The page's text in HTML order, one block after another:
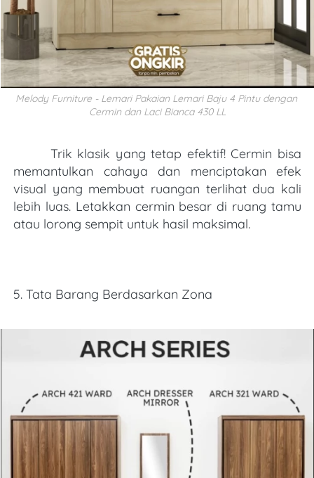
Melody Furniture - Lemari Pakaian Lemari Baju 4 Pintu dengan
Cermin dan Laci Bianca 430 LL
Trik klasik yang tetap efektif! Cermin bisa
memantulkan cahaya dan menciptakan efek
visual yang membuat ruangan terlihat dua kali
lebih luas. Letakkan cermin besar di ruang tamu
atau lorong sempit untuk hasil maksimal.
5. Tata Barang Berdasarkan Zona